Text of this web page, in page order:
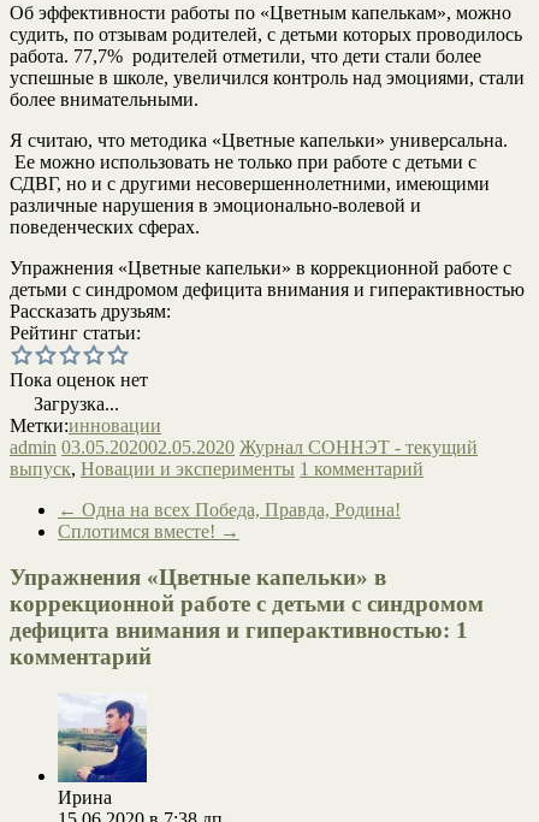
Об эффективности работы по «Цветным капелькам», можно
судить, по отзывам родителей, с детьми которых проводилось
работа. 77,7% родителей отметили, что дети стали более
успешные в школе, увеличился контроль над эмоциями, стали
более внимательными.
Я считаю, что методика «Цветные капельки» универсальна.
Ее можно использовать не только при работе с детьми с
СДВГ, но и с другими несовершеннолетними, имеющими
различные нарушения в эмоционально-волевой и
поведенческих сферах.
Упражнения «Цветные капельки» в коррекционной работе с
детьми с синдромом дефицита внимания и гиперактивностью
Рассказать друзьям:
Рейтинг статьи:
Пока оценок нет
Загрузка...
Метки:инновации
admin 03.05.202002.05.2020 Журнал СОННЭТ - текущий
выпуск, Новации и эксперименты 1 комментарий
← Одна на всех Победа, Правда, Родина!
Сплотимся вместе! →
Упражнения «Цветные капельки» в
коррекционной работе с детьми с синдромом
дефицита внимания и гиперактивностью: 1
комментарий
Ирина